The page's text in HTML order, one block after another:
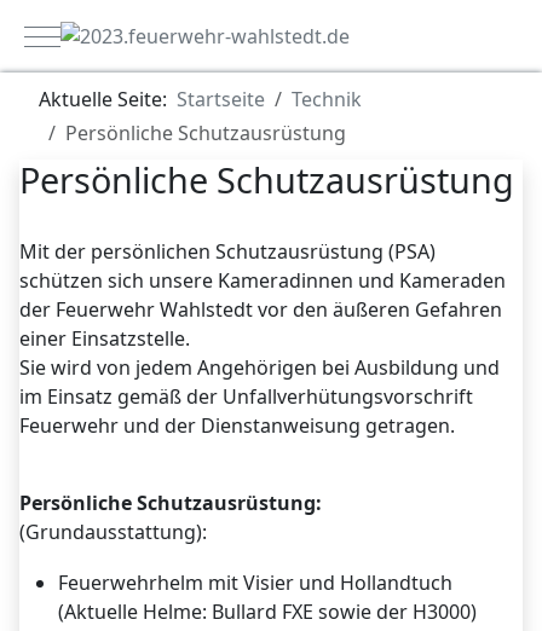
Mobile Menu Toggle
Aktuelle Seite: Startseite
Technik
Persönliche Schutzausrüstung
Persönliche Schutzausrüstung
Mit der persönlichen Schutzausrüstung (PSA)
schützen sich unsere Kameradinnen und Kameraden
der Feuerwehr Wahlstedt vor den äußeren Gefahren
einer Einsatzstelle.
Sie wird von jedem Angehörigen bei Ausbildung und
im Einsatz gemäß der Unfallverhütungsvorschrift
Feuerwehr und der Dienstanweisung getragen.
Persönliche Schutzausrüstung:
(Grundausstattung):
Feuerwehrhelm mit Visier und Hollandtuch
(Aktuelle Helme: Bullard FXE sowie der H3000)